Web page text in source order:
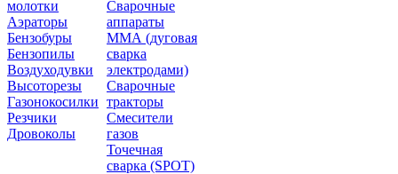
молотки
Аэраторы
Бензобуры
Бензопилы
Воздуходувки
Высоторезы
Газонокосилки
Резчики
Дровоколы
Сварочные
аппараты
ММА (дуговая
сварка
электродами)
Сварочные
тракторы
Смесители
газов
Точечная
сварка (SPOT)